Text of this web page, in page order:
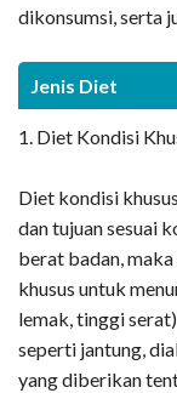
dikonsumsi, serta
Jenis Diet
1. Diet Kondisi
Diet kondisi
dan tujuan sesuai
berat badan,
khusus untuk
lemak, tinggi
seperti jantung,
yang diberikan